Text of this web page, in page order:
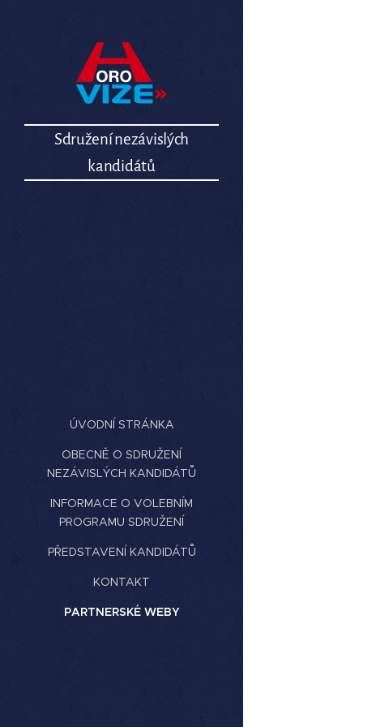
Sdružení nezávislých
kandidátů
ÚVODNÍ STRÁNKA
OBECNĚ O SDRUŽENÍ
NEZÁVISLÝCH KANDIDÁTŮ
INFORMACE O VOLEBNÍM
PROGRAMU SDRUŽENÍ
PŘEDSTAVENÍ KANDIDÁTŮ
KONTAKT
PARTNERSKÉ WEBY